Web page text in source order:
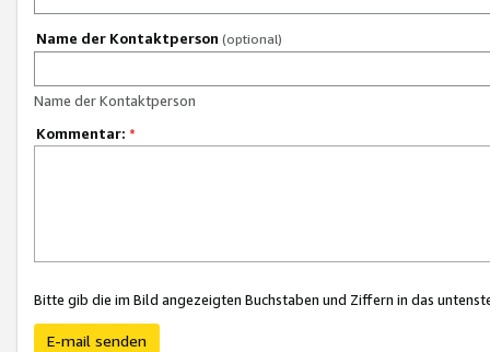
Name der Kontaktperson (optional)
Name der Kontaktperson
Kommentar: *
Bitte gib die im Bild angezeigten Buchstaben und Ziffern in das
E-mail senden